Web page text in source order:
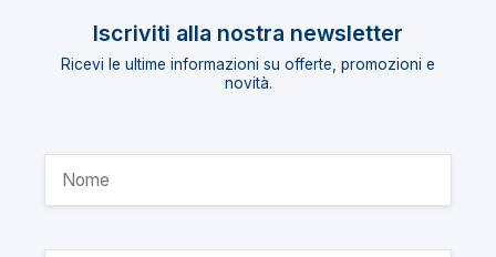
Iscriviti alla nostra newsletter
Ricevi le ultime informazioni su offerte, promozioni e
novità.